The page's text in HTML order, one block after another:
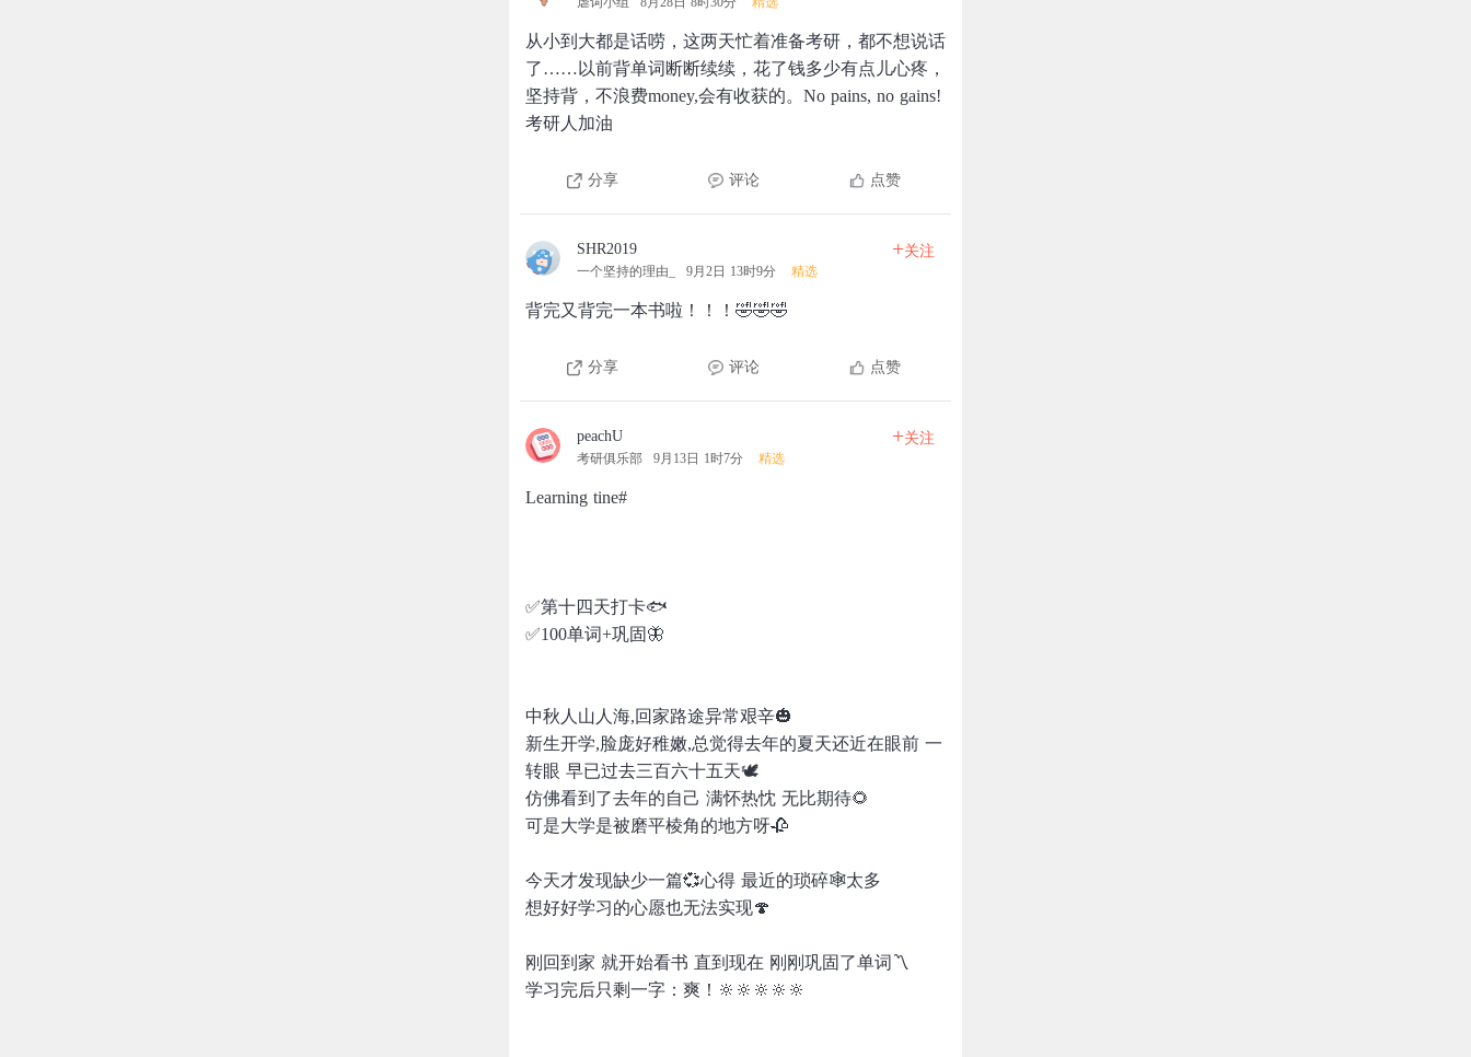
从小到大都是话唠，这两天忙着准备考研，都不想说话
了……以前背单词断断续续，花了钱多少有点儿心疼，
坚持背，不浪费money,会有收获的。No pains, no gains!
考研人加油
分享 评论 点赞
SHR2019
一个坚持的理由_ 9月2日 13时9分 精选
+关注
背完又背完一本书啦！！！🤣🤣🤣
分享 评论 点赞
peachU
考研俱乐部 9月13日 1时7分 精选
+关注
Learning tine#
✅第十四天打卡🐟
✅100单词+巩固🦋
中秋人山人海,回家路途异常艰辛🎃
新生开学,脸庞好稚嫩,总觉得去年的夏天还近在眼前 一
转眼 早已过去三百六十五天🕊
仿佛看到了去年的自己 满怀热忱 无比期待🌻
可是大学是被磨平棱角的地方呀🥀
今天才发现缺少一篇💞心得 最近的琐碎🕸太多
想好好学习的心愿也无法实现🍄
刚回到家 就开始看书 直到现在 刚刚巩固了单词〽️
学习完后只剩一字：爽！🔆🔆🔆🔆🔆